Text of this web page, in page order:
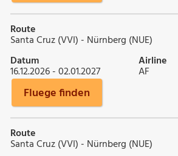
Route
Santa Cruz (VVI) - Nürnberg (NUE)
Datum
16.12.2026 - 02.01.2027
Airline
AF
Fluege finden
Route
Santa Cruz (VVI) - Nürnberg (NUE)